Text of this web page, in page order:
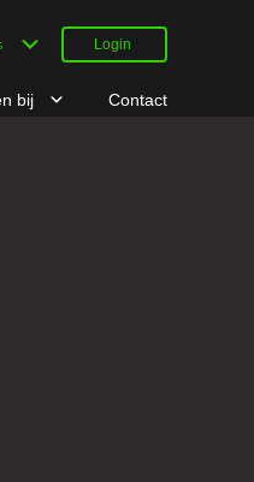
Login
bij Contact